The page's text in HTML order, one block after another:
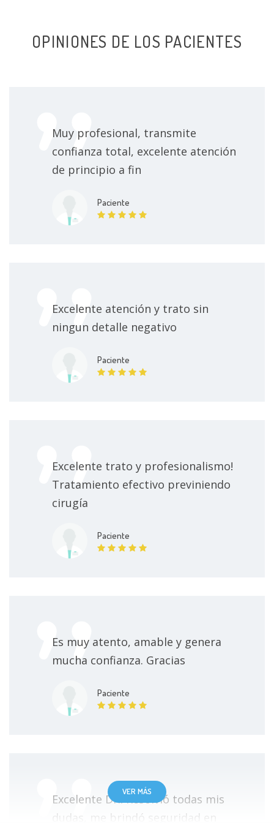
OPINIONES DE LOS PACIENTES
Muy profesional, transmite
confianza total, excelente atención
de principio a fin
Paciente
Excelente atención y trato sin
ningun detalle negativo
Paciente
Excelente trato y profesionalismo!
Tratamiento efectivo previniendo
cirugía
Paciente
Es muy atento, amable y genera
mucha confianza. Gracias
Paciente
Excelente Dr.! Resolvió todas mis
dudas, me brindó seguridad en
VER MÁS